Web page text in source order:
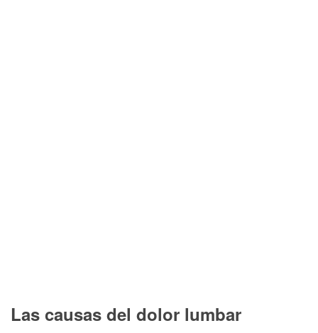
Las causas del dolor lumbar